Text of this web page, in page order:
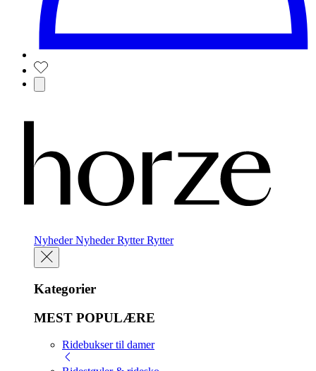
Nyheder Nyheder Rytter Rytter
Kategorier
MEST POPULÆRE
Ridebukser til damer